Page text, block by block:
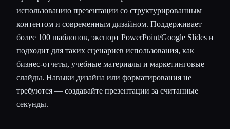
использованию презентации со структурированным
контентом и современным дизайном. Поддерживает
более 100 шаблонов, экспорт PowerPoint/Google Slides и
подходит для таких сценариев использования, как
бизнес-отчеты, учебные материалы и маркетинговые
слайды. Навыки дизайна или форматирования не
требуются — создавайте презентации за считанные
секунды.